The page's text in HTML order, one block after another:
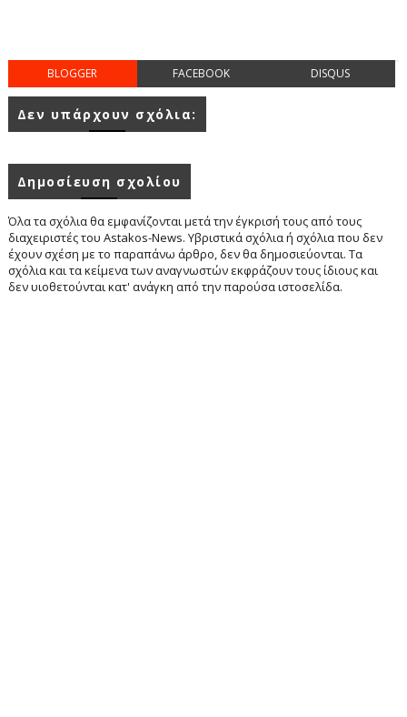
BLOGGER FACEBOOK DISQUS
Δεν υπάρχουν σχόλια:
Δημοσίευση σχολίου
Όλα τα σχόλια θα εμφανίζονται μετά την έγκρισή τους από τους
διαχειριστές του Astakos-News. Υβριστικά σχόλια ή σχόλια που δεν
έχουν σχέση με το παραπάνω άρθρο, δεν θα δημοσιεύονται. Τα
σχόλια και τα κείμενα των αναγνωστών εκφράζουν τους ίδιους και
δεν υιοθετούνται κατ' ανάγκη από την παρούσα ιστοσελίδα.